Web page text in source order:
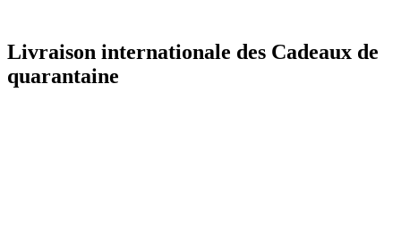
Livraison internationale des Cadeaux de
quarantaine